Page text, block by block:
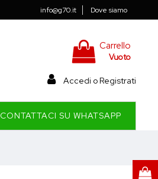
info@g70.it Dove siamo
Carrello
Vuoto
Accedi o Registrati
CONTATTACI SU WHATSAPP